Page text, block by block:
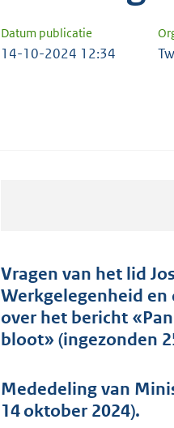
Datum publicatie
14-10-2024 12:34
Vragen van het lid
Werkgelegenheid en
over het bericht
bloot» (ingezonden
Mededeling van
14 oktober 2024).